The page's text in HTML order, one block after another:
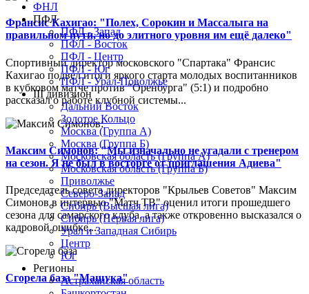
Франсис Кахигао: "Полех, Сорокин и Массалыга на
правильном пути, но до элитного уровня им ещё далеко"
Спортивный директор московского "Спартака" Франсис
Кахигао подвел итоги яркого старта молодых воспитанников
в кубковом матче против "Оренбурга" (5:1) и подробно
рассказал о работе клубной системы...
Максим Симонов: "Мы изначально не угадали с тренером
на сезон. Я не был в восторге от приглашения Адиева"
Председатель совета директоров "Крыльев Советов" Максим
Симонов в интервью "Матч ТВ" оценил итоги прошедшего
сезона для самарского клуба, а также откровенно высказался о
кадровой ошибке...
Сгорела база "Машука"
ФНЛ
ПФЛ
ПФЛ - Запад
ПФЛ - Восток
ПФЛ - Центр
ПФЛ - Юг
ПФЛ - Урал-Поволжье
III дивизион
Дальний Восток
Золотое Кольцо
Москва (Группа А)
Москва (Группа Б)
Московская область (Группа А)
Московская область (Группа Б)
Приволжье
Северо-Запад
Сибирь (Высшая лига)
Сибирь (Первая лига)
Урал и Западная Сибирь
Центр
Юг
Регионы
Астраханская область